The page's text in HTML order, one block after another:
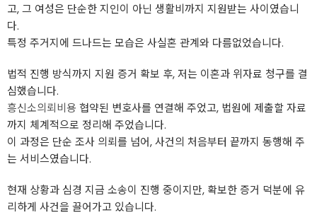
고, 그 여성은 단순한 지인이 아닌 생활비까지 지원받는 사이였습니
다.
특정 주거지에 드나드는 모습은 사실혼 관계와 다름없었습니다.
법적 진행 방식까지 지원 증거 확보 후, 저는 이혼과 위자료 청구를 결
심했습니다.
흥신소의뢰비용 협약된 변호사를 연결해 주었고, 법원에 제출할 자료
까지 체계적으로 정리해 주었습니다.
이 과정은 단순 조사 의뢰를 넘어, 사건의 처음부터 끝까지 동행해 주
는 서비스였습니다.
현재 상황과 심경 지금 소송이 진행 중이지만, 확보한 증거 덕분에 유
리하게 사건을 끌어가고 있습니다.